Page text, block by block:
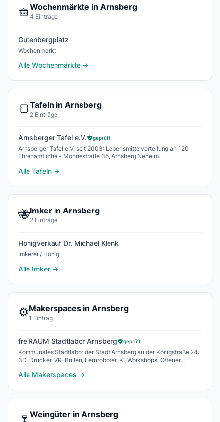
🧺Wochenmärkte in Arnsberg
4 Einträge
Gutenbergplatz
Wochenmarkt
Alle Wochenmärkte →
🍞 Tafeln in Arnsberg
2 Einträge
Arnsberger Tafel e.V. geprüft
Arnsberger Tafel e.V. seit 2003: Lebensmittelverteilung an 120
Ehrenamtliche - Möhnestraße 35, Arnsberg Neheim.
Alle Tafeln →
🐝Imker in Arnsberg
2 Einträge
Honigverkauf Dr. Michael Klenk
Imkerei / Honig
Alle Imker →
⚙️Makerspaces in Arnsberg
1 Eintrag
freiRAUM Stadtlabor Arnsberg geprüft
Kommunales Stadtlabor der Stadt Arnsberg an der Königstraße 24:
3D-Drucker, VR-Brillen, Lernroboter, KI-Workshops. Offener
Alle Makerspaces →
🍷 Weingüter in Arnsberg